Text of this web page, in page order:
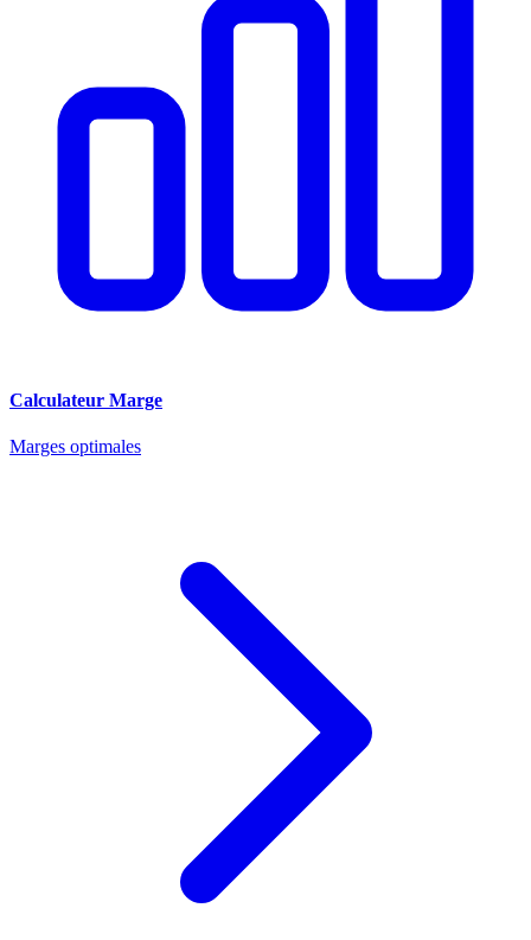
Calculateur Marge
Marges optimales